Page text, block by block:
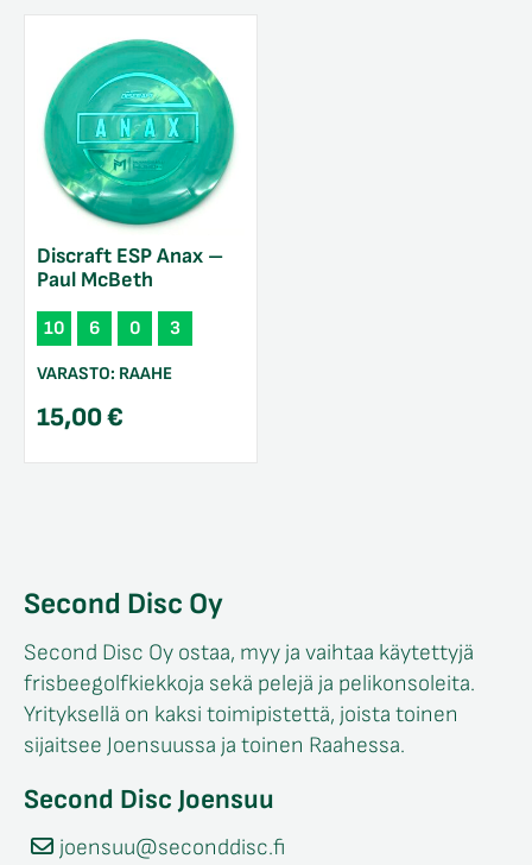
Discraft ESP Anax –
Paul McBeth
10 6 0 3
VARASTO: RAAHE
15,00€
Second Disc Oy
Second Disc Oy ostaa, myy ja vaihtaa käytettyjä
frisbeegolfkiekkoja sekä pelejä ja pelikonsoleita.
Yrityksellä on kaksi toimipistettä, joista toinen
sijaitsee Joensuussa ja toinen Raahessa.
Second Disc Joensuu
joensuu@seconddisc.fi